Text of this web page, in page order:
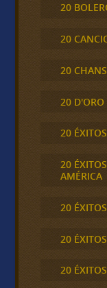
20
20
20
20 D'ORO
20 ÉXITOS
20
AMÉRICA
20
20
20